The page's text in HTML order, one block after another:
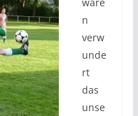
n
verw
unde
rt
das
unse